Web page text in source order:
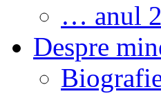
… anul
Despre